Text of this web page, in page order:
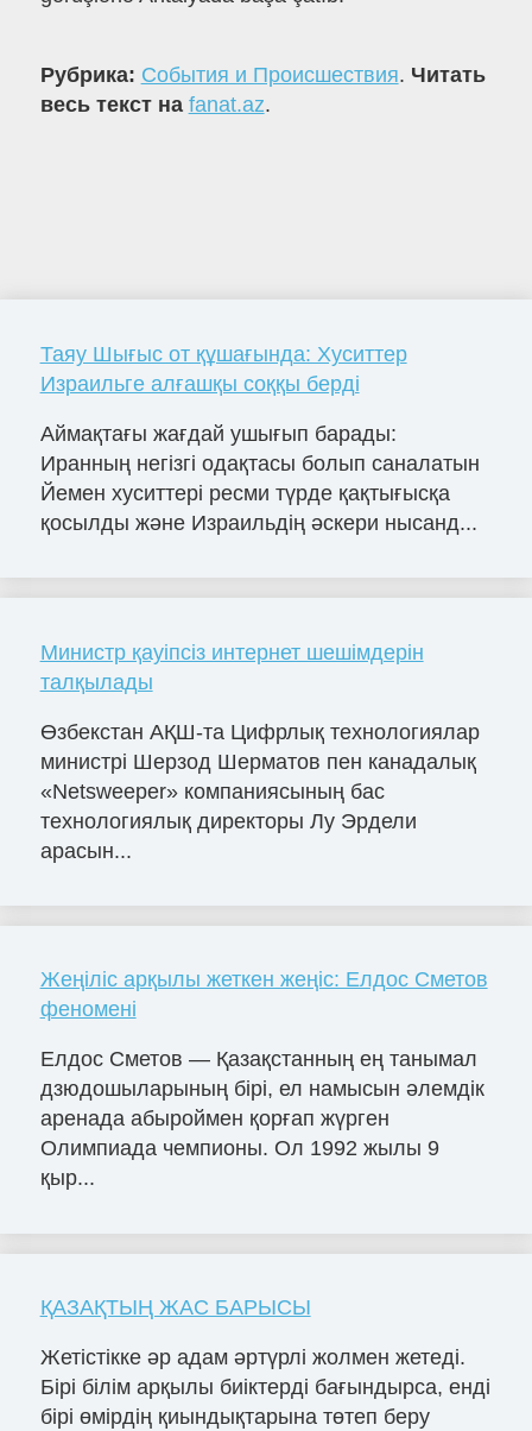
Рубрика: События и Происшествия. Читать
весь текст на fanat.az.
Таяу Шығыс от құшағында: Хуситтер
Израильге алғашқы соққы берді
Аймақтағы жағдай ушығып барады:
Иранның негізгі одақтасы болып саналатын
Йемен хуситтері ресми түрде қақтығысқа
қосылды және Израильдің әскери нысанд...
Министр қауіпсіз интернет шешімдерін
талқылады
Өзбекстан АҚШ-та Цифрлық технологиялар
министрі Шерзод Шерматов пен канадалық
«Netsweeper» компаниясының бас
технологиялық директоры Лу Эрдели
арасын...
Жеңіліс арқылы жеткен жеңіс: Елдос Сметов
феномені
Елдос Сметов — Қазақстанның ең танымал
дзюдошыларының бірі, ел намысын әлемдік
аренада абыроймен қорғап жүрген
Олимпиада чемпионы. Ол 1992 жылы 9
қыр...
ҚАЗАҚТЫҢ ЖАС БАРЫСЫ
Жетістікке әр адам әртүрлі жолмен жетеді.
Бірі білім арқылы биіктерді бағындырса, енді
бірі өмірдің қиындықтарына төтеп беру